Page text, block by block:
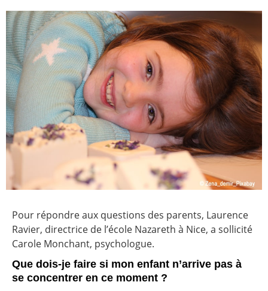
Pour répondre aux questions des parents, Laurence
Ravier, directrice de l’école Nazareth à Nice, a sollicité
Carole Monchant, psychologue.
Que dois-je faire si mon enfant n’arrive pas à
se concentrer en ce moment ?